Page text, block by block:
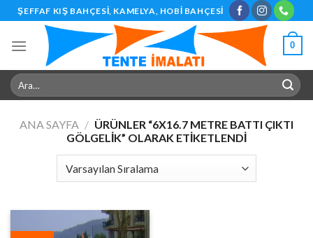
Skip
to
content
ŞEFFAF KIŞ BAHÇESI, KAMELYA, HOBI BAHÇESI
0
Ara:
ANA SAYFA / ÜRÜNLER “6X16.7 METRE BATTI ÇIKTI
GÖLGELIK” OLARAK ETIKETLENDI